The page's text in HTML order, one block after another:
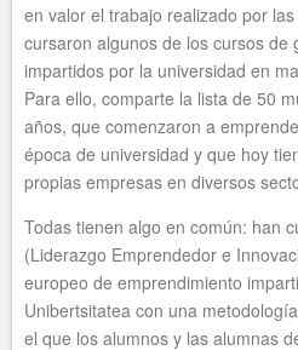
en valor el trabajo realizado por
cursaron algunos de los cursos de
impartidos por la universidad en
Para ello, comparte la lista de 50
años, que comenzaron a
época de universidad y que hoy
propias empresas en diversos
Todas tienen algo en común: han
(Liderazgo Emprendedor e
europeo de emprendimiento
Unibertsitatea con una
el que los alumnos y las alumnas